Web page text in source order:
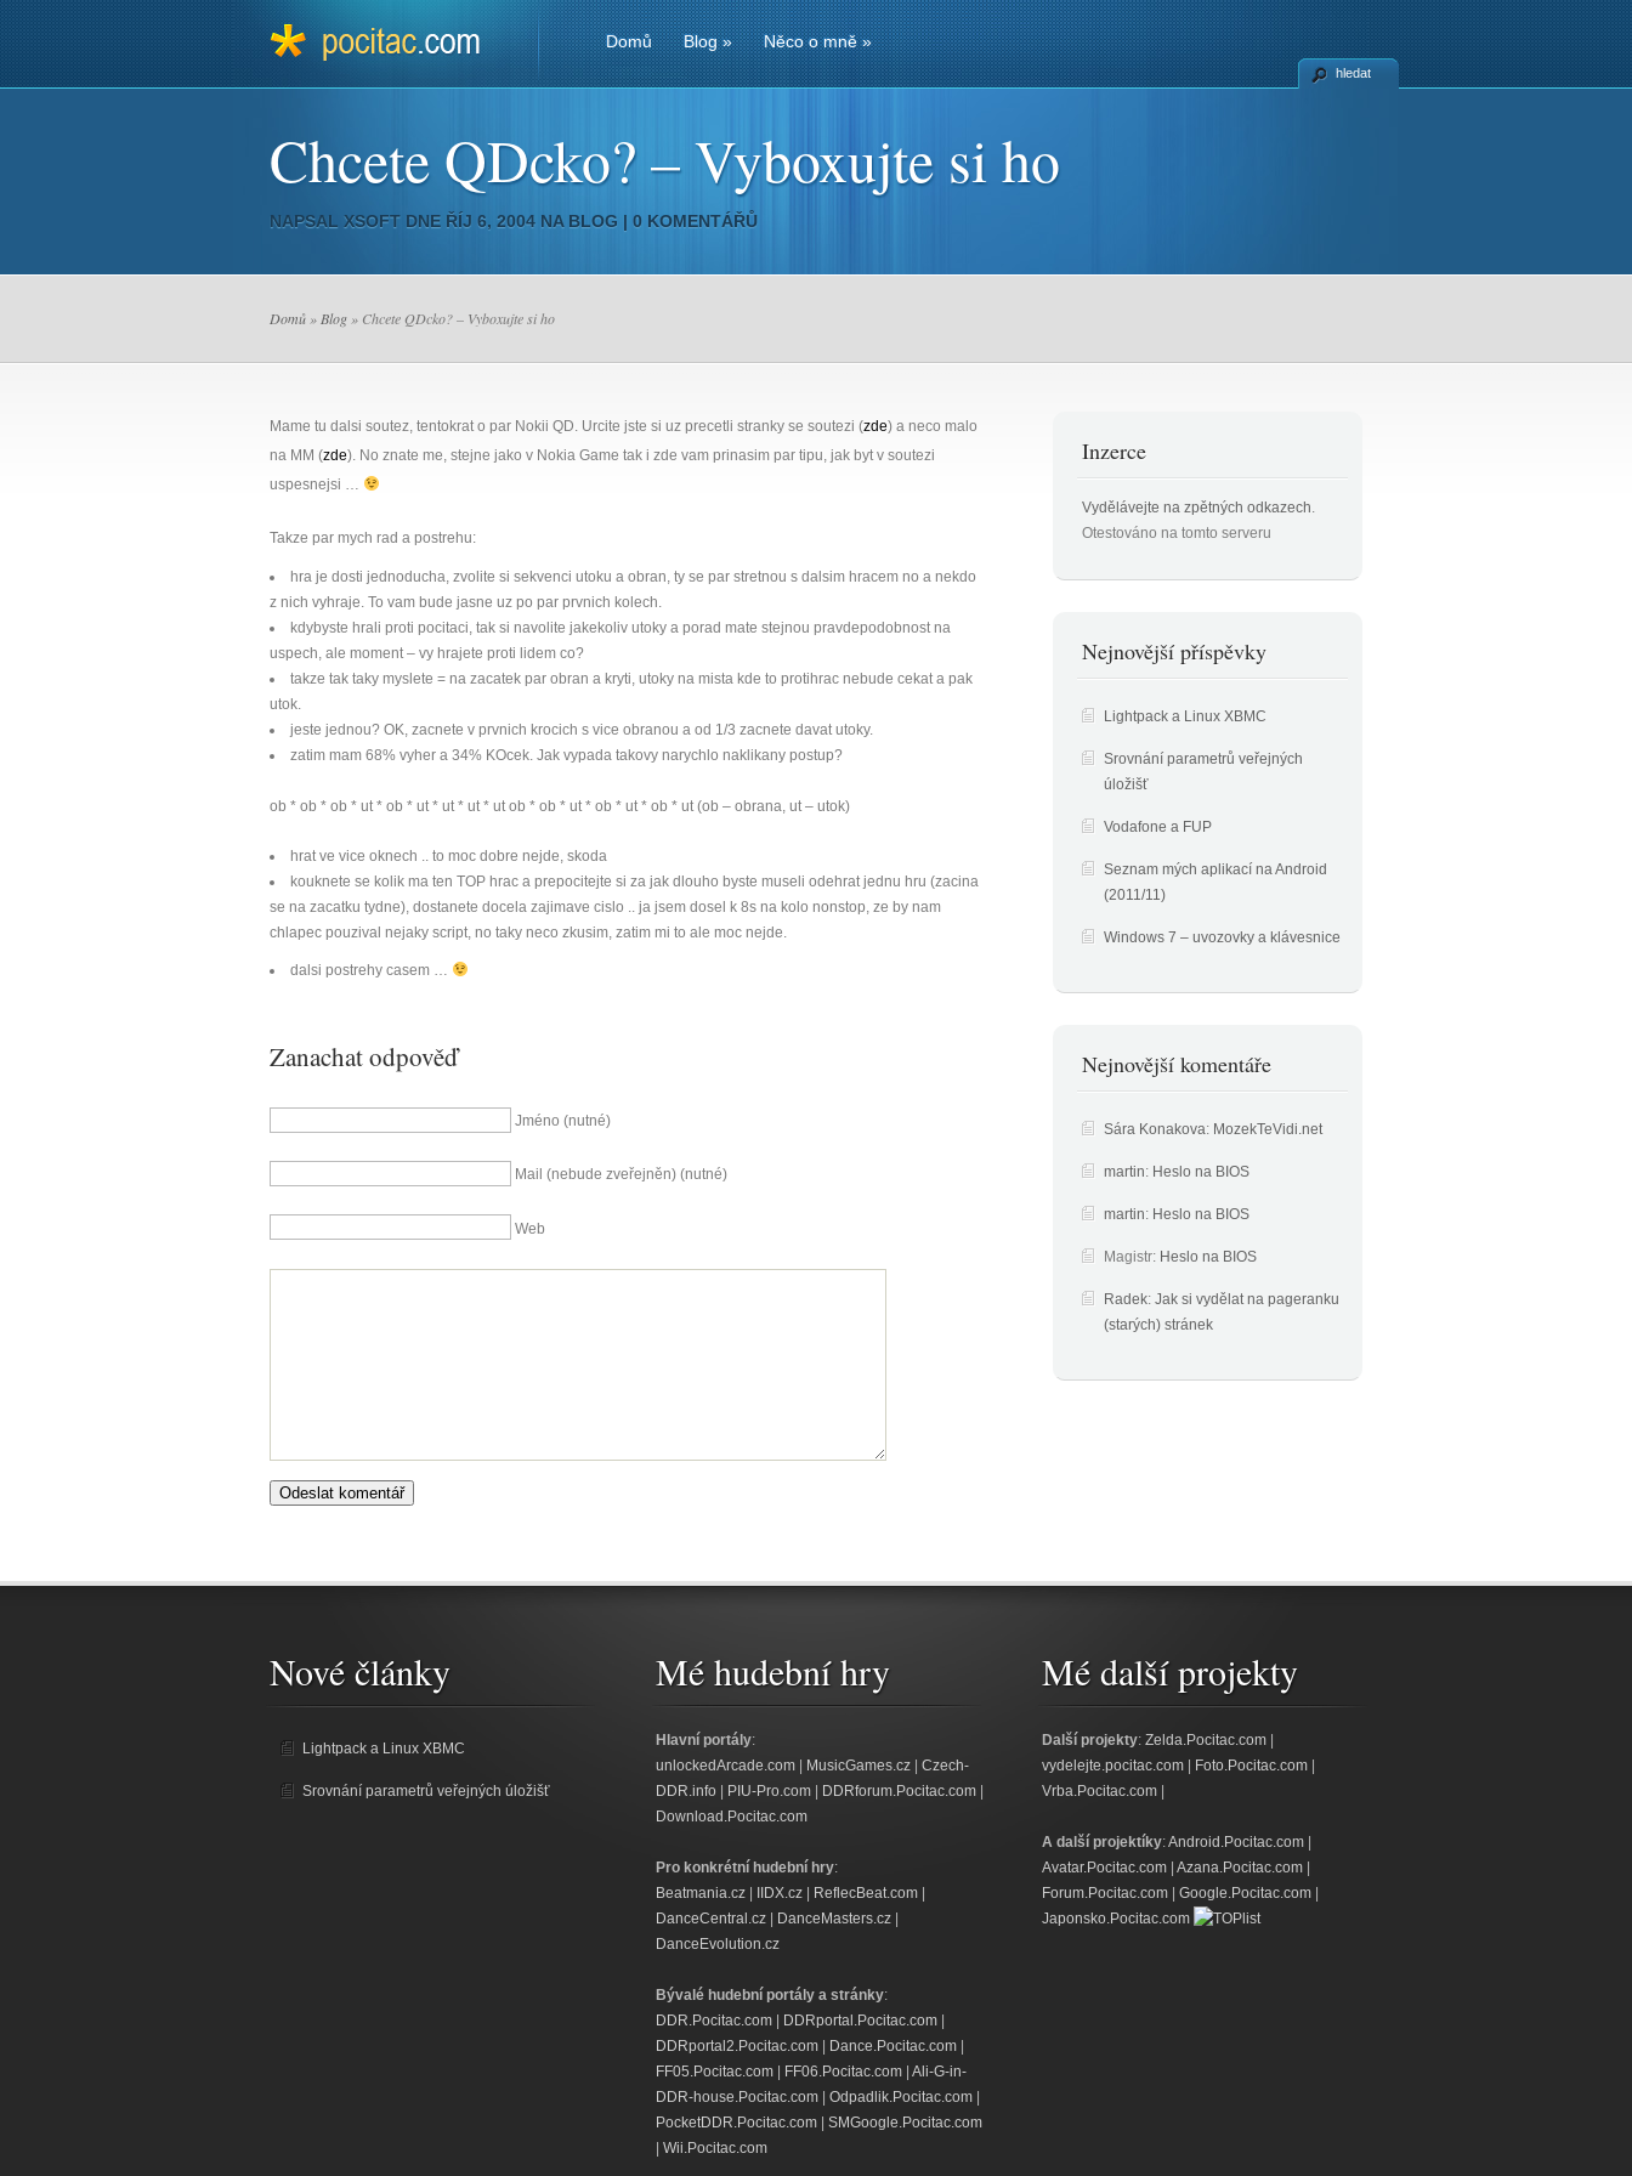
Domů Blog» Něco o mně»
hledat
Chcete QDcko? – Vyboxujte si ho
NAPSAL XSOFT DNE ŘÍJ 6, 2004 NA BLOG | 0 KOMENTÁŘŮ
Domů » Blog » Chcete QDcko? – Vyboxujte si ho
Mame tu dalsi soutez, tentokrat o par Nokii QD. Urcite jste si uz precetli stranky se soutezi (zde) a neco malo
na MM (zde). No znate me, stejne jako v Nokia Game tak i zde vam prinasim par tipu, jak byt v soutezi
uspesnejsi …
Takze par mych rad a postrehu:
hra je dosti jednoducha, zvolite si sekvenci utoku a obran, ty se par stretnou s dalsim hracem no a nekdo
z nich vyhraje. To vam bude jasne uz po par prvnich kolech.
kdybyste hrali proti pocitaci, tak si navolite jakekoliv utoky a porad mate stejnou pravdepodobnost na
uspech, ale moment – vy hrajete proti lidem co?
takze tak taky myslete = na zacatek par obran a kryti, utoky na mista kde to protihrac nebude cekat a pak
utok.
jeste jednou? OK, zacnete v prvnich krocich s vice obranou a od 1/3 zacnete davat utoky.
zatim mam 68% vyher a 34% KOcek. Jak vypada takovy narychlo naklikany postup?
ob * ob * ob * ut * ob * ut * ut * ut * ut ob * ob * ut * ob * ut * ob * ut (ob – obrana, ut – utok)
hrat ve vice oknech .. to moc dobre nejde, skoda
kouknete se kolik ma ten TOP hrac a prepocitejte si za jak dlouho byste museli odehrat jednu hru (zacina
se na zacatku tydne), dostanete docela zajimave cislo .. ja jsem dosel k 8s na kolo nonstop, ze by nam
chlapec pouzival nejaky script, no taky neco zkusim, zatim mi to ale moc nejde.
dalsi postrehy casem …
Zanachat odpověď
Jméno (nutné)
Mail (nebude zveřejněn) (nutné)
Web
Inzerce
Vydělávejte na zpětných odkazech.
Otestováno na tomto serveru
Nejnovější příspěvky
Lightpack a Linux XBMC
Srovnání parametrů veřejných
úložišť
Vodafone a FUP
Seznam mých aplikací na Android
(2011/11)
Windows 7 – uvozovky a klávesnice
Nejnovější komentáře
Sára Konakova: MozekTeVidi.net
martin: Heslo na BIOS
martin: Heslo na BIOS
Magistr: Heslo na BIOS
Radek: Jak si vydělat na pageranku
(starých) stránek
Nové články
Lightpack a Linux XBMC
Srovnání parametrů veřejných úložišť
Mé hudební hry
Hlavní portály:
unlockedArcade.com
MusicGames.cz
Czech-
DDR.info
PIU-Pro.com DDRforum.Pocitac.com
Download.Pocitac.com
Pro konkrétní hudební hry:
Beatmania.cz
IIDX.cz ReflecBeat.com
DanceCentral.cz
DanceMasters.cz
DanceEvolution.cz
Bývalé hudební portály a stránky:
DDR.Pocitac.com
DDRportal.Pocitac.com
DDRportal2.Pocitac.com
Dance.Pocitac.com
FF05.Pocitac.com
FF06.Pocitac.com Ali-G-in-
DDR-house.Pocitac.com
Odpadlik.Pocitac.com
PocketDDR.Pocitac.com
SMGoogle.Pocitac.com
Wii.Pocitac.com
Mé další projekty
Další projekty: Zelda.Pocitac.com
vydelejte.pocitac.com
Foto.Pocitac.com
Vrba.Pocitac.com
A další projektíky:Android.Pocitac.com
Avatar.Pocitac.com Azana.Pocitac.com
Forum.Pocitac.com
Google.Pocitac.com
Japonsko.Pocitac.com